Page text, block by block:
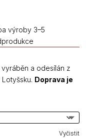
výroby 3–5
a odesílán z
Doprava je
Vyčistit